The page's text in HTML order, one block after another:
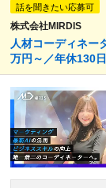
話を聞きたい応募可
株式会社MIRDIS
人材コーディネー
万円～／年休130